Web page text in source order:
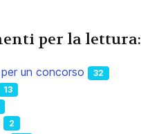
per la lettura:
un concorso 32
13
2